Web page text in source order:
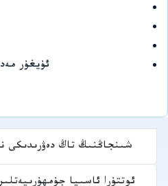
ئۇيغۇر
شىنجاڭنىڭ تاڭ